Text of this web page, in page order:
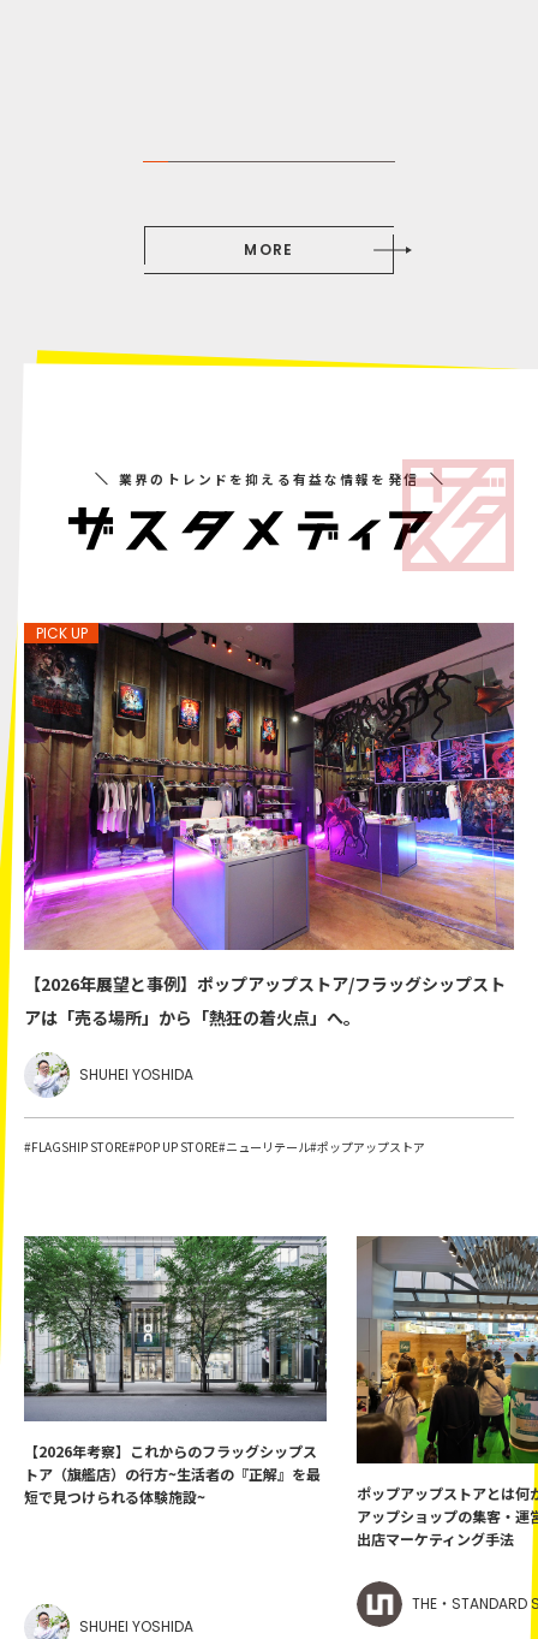
MORE
業界のトレンドを抑える有益な情報を発信
【2026年展望と事例】ポップアップストア/フラッグシップスト
アは「売る場所」から「熱狂の着火点」へ。
SHUHEI YOSHIDA
#FLAGSHIP STORE#POP UP STORE#ニューリテール#ポップアップストア
【2026年考察】これからのフラッグシップス
トア（旗艦店）の行方~生活者の『正解』を最
短で見つけられる体験施設~
SHUHEI YOSHIDA
ポップアップストアとは何
アップショップの集客・
出店マーケティング手法
THE・STANDARD